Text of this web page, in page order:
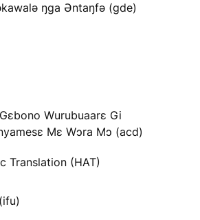
ŋga Əntaŋfə (gde)
Wurubuaarɛ Gi
Mɛ Wɔra Mɔ (acd)
Translation (HAT)